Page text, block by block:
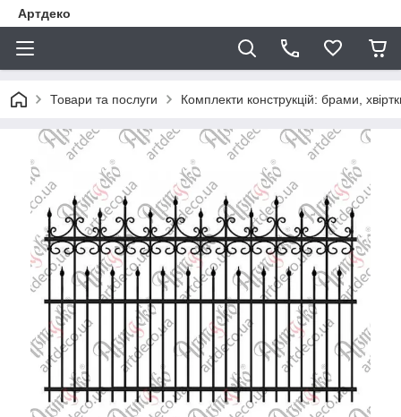
Артдеко
Товари та послуги Комплекти конструкцій: брами,